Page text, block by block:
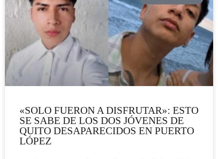
«SOLO FUERON A DISFRUTAR»: ESTO
SE SABE DE LOS DOS JÓVENES DE
QUITO DESAPARECIDOS EN PUERTO
LÓPEZ